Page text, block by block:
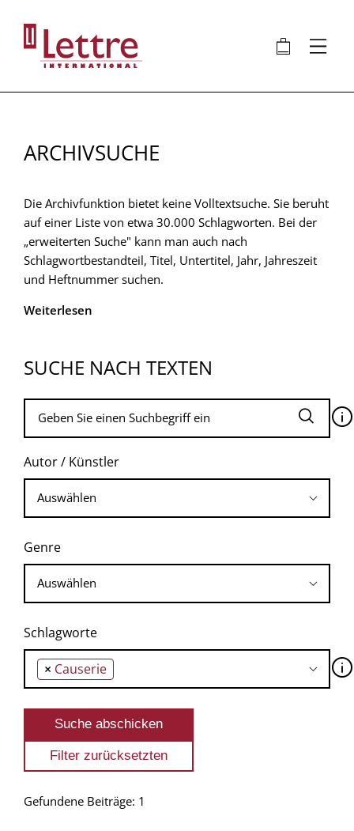
Inhalt
🛍 ⋮
ARCHIVSUCHE
Die Archivfunktion bietet keine Volltextsuche. Sie beruht
auf einer Liste von etwa 30.000 Schlagworten. Bei der
„erweiterten Suche" kann man auch nach
Schlagwortbestandteil, Titel, Untertitel, Jahr, Jahreszeit
und Heftnummer suchen.
Weiterlesen
SUCHE NACH TEXTEN
🛈
Autor / Künstler
Genre
Schlagworte
× Causerie 🛈
Gefundene Beiträge: 1